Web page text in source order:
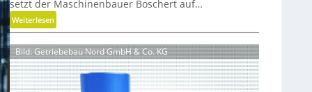
y
d
r
a
u
l
i
n
t
e
c
h
n
i
i
f
i
g
k
e
i
setzt der Maschinenbauer Boschert auf…
Weiterlesen:
M
e
h
r
F
Bild: Getriebebau Nord GmbH & Co. KG